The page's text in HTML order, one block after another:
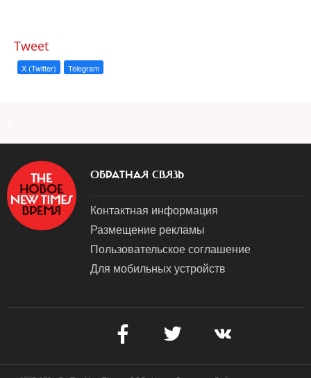
Tweet
X (Twitter) Telegram
ОБРАТНАЯ СВЯЗЬ
Контактная информация
Размещение рекламы
Пользовательское соглашение
Для мобильных устройств